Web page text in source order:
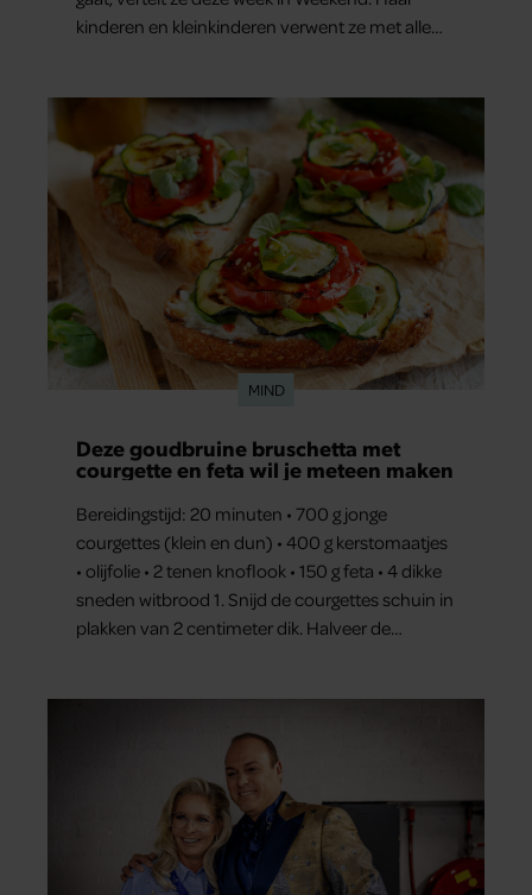
kinderen en kleinkinderen verwent ze met alle
MIND
Deze goudbruine bruschetta met
courgette en feta wil je meteen maken
Bereidingstijd: 20 minuten • 700 g jonge
courgettes (klein en dun) • 400 g kerstomaatjes
• olijfolie • 2 tenen knoflook • 150 g feta • 4 dikke
sneden witbrood 1. Snijd de courgettes schuin in
plakken van 2 centimeter dik. Halveer de